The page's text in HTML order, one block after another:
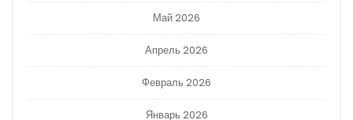
Май 2026
Апрель 2026
Февраль 2026
Январь 2026